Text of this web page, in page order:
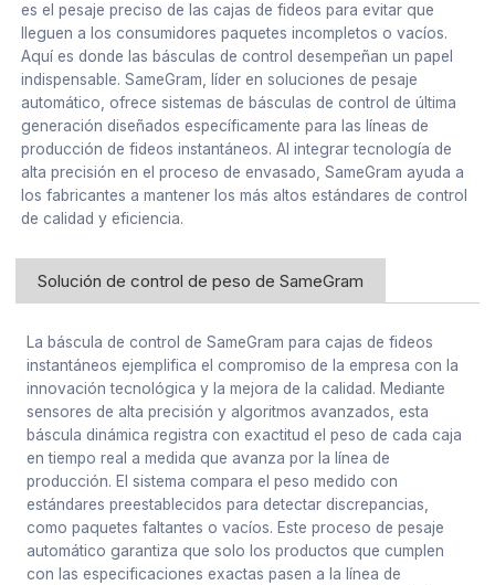
es el pesaje preciso de las cajas de fideos para evitar que
lleguen a los consumidores paquetes incompletos o vacíos.
Aquí es donde las básculas de control desempeñan un papel
indispensable. SameGram, líder en soluciones de pesaje
automático, ofrece sistemas de básculas de control de última
generación diseñados específicamente para las líneas de
producción de fideos instantáneos. Al integrar tecnología de
alta precisión en el proceso de envasado, SameGram ayuda a
los fabricantes a mantener los más altos estándares de control
de calidad y eficiencia.
Solución de control de peso de SameGram
La báscula de control de SameGram para cajas de fideos
instantáneos ejemplifica el compromiso de la empresa con la
innovación tecnológica y la mejora de la calidad. Mediante
sensores de alta precisión y algoritmos avanzados, esta
báscula dinámica registra con exactitud el peso de cada caja
en tiempo real a medida que avanza por la línea de
producción. El sistema compara el peso medido con
estándares preestablecidos para detectar discrepancias,
como paquetes faltantes o vacíos. Este proceso de pesaje
automático garantiza que solo los productos que cumplen
con las especificaciones exactas pasen a la línea de